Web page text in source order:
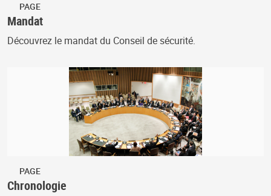
PAGE
Mandat
Découvrez le mandat du Conseil de sécurité.
PAGE
Chronologie